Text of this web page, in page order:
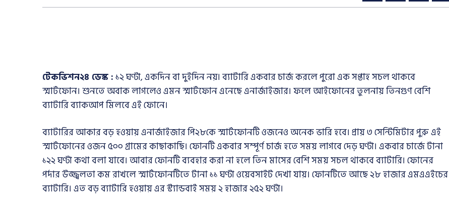
টেকভিশন২৪ ডেস্ক :১২ ঘণ্টা, একদিন বা দুইদিন নয়৷ ব্যাটারি একবার চার্জ করলে পুরো এক সপ্তাহ সচল থাকবে
স্মার্টফোন। শুনতে অবাক লাগলেও এমন স্মার্টফোন এনেছে এনার্জাইজার। ফলে আইফোনের তুলনায় তিনগুণ বেশি
ব্যাটারি ব্যাকআপ মিলবে এই ফোনে।
ব্যাটারির আকার বড় হওয়ায় এনার্জাইজার পি২৮কে স্মার্টফোনটি ওজনেও অনেক ভারি হবে। প্রায় ৩ সেন্টিমিটার পুরু এই
স্মার্টফোনের ওজন ৫০০ গ্রামের কাছাকাছি। ফোনটি একবার সম্পূর্ণ চার্জ হতে সময় লাগবে দেড় ঘণ্টা। একবার চার্জে টানা
১২২ ঘণ্টা কথা বলা যাবে। আবার ফোনটি ব্যবহার করা না হলে তিন মাসের বেশি সময় সচল থাকবে ব্যাটারি। ফোনের
পর্দার উজ্জ্বলতা কম রাখলে স্মার্টফোনটিতে টানা ১১ ঘণ্টা ওয়েবসাইট দেখা যায়। ফোনটিতে আছে ২৮ হাজার এমএএইচের
ব্যাটারি। এত বড় ব্যাটারি হওয়ায় এর স্ট্যান্ডবাই সময় ২ হাজার ২৫২ ঘণ্টা।